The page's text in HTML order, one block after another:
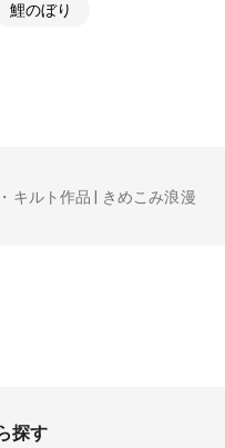
鯉のぼり
キルト作品 | きめこみ浪漫
探す